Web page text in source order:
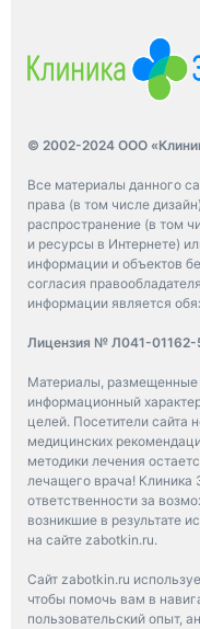
© 2002-2024 ООО
Все материалы данного
права (в том числе
распространение (в том
и ресурсы в Интернете)
информации и объектов
согласия
информации является
Лицензия № Л041-01162-
Материалы, размещенные
информационный
целей. Посетители сайта
медицинских
методики лечения
лечащего врача! Клиника
ответственности за
возникшие в результате
на сайте zabotkin.ru.
Сайт zabotkin.ru
чтобы помочь вам в
пользовательский опыт,